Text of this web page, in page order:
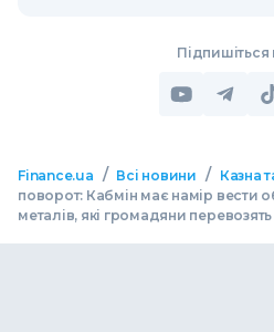
Підпишіться
Finance.ua / Всі новини / Казна
поворот: Кабмін має намір вести
металів, які громадяни